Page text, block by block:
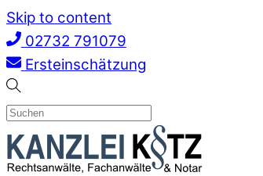
Skip to content
02732 791079
Ersteinschätzung